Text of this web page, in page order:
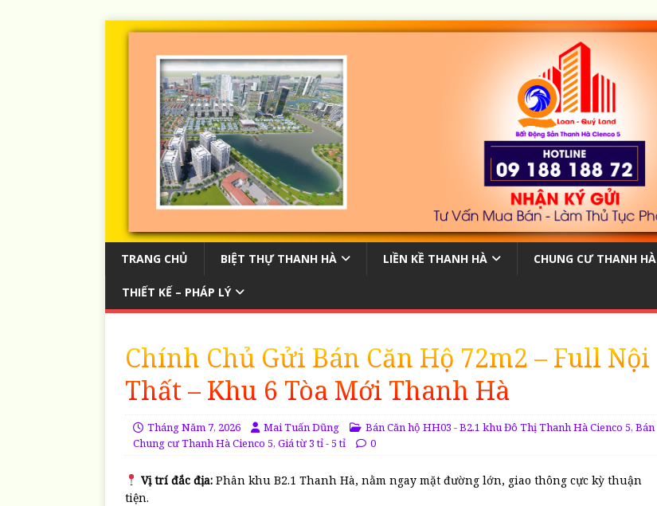
TRANG CHỦ BIỆT THỰ THANH HÀ LIỀN KỀ THANH HÀ CHUNG CƯ THANH HÀ
THIẾT KẾ – PHÁP LÝ
Chính Chủ Gửi Bán Căn Hộ 72m2 – Full Nội
Thất – Khu 6 Tòa Mới Thanh Hà
Tháng Năm 7, 2026 Mai Tuấn Dũng Bán Căn hộ HH03 - B2.1 khu Đô Thị Thanh Hà Cienco 5, Bán
Chung cư Thanh Hà Cienco 5, Giá từ 3 tỉ - 5 tỉ 0
Vị trí đắc địa:Phân khu B2.1 Thanh Hà, nằm ngay mặt đường lớn, giao thông cực kỳ thuận
tiện.